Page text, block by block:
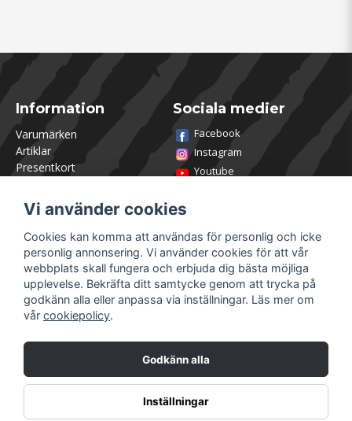
Information
Varumärken
Artiklar
Presentkort
Om Utklasad
Team Utklasad
Recensera och vinn
Öppettider Lagershop
Jobba hos oss
Returer
Villkor & Policy
Sociala medier
Facebook
Instagram
Youtube
Registrera dig
Glömt lösenord?
Vi använder cookies
Cookies kan komma att användas för personlig och icke
personlig annonsering. Vi använder cookies för att vår
webbplats skall fungera och erbjuda dig bästa möjliga
upplevelse. Bekräfta ditt samtycke genom att trycka på
godkänn alla eller anpassa via inställningar. Läs mer om
vår cookiepolicy.
Godkänn alla
Inställningar